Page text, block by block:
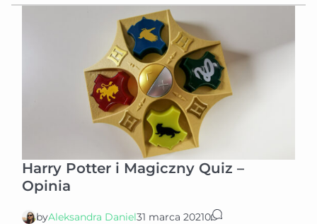
Harry Potter i Magiczny Quiz –
Opinia
byAleksandra Daniel31 marca 20210